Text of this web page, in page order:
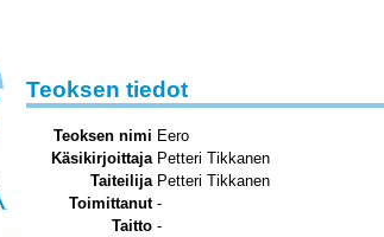
Teoksen tiedot
Teoksen nimi Eero
Käsikirjoittaja Petteri Tikkanen
Taiteilija Petteri Tikkanen
Toimittanut -
Taitto -